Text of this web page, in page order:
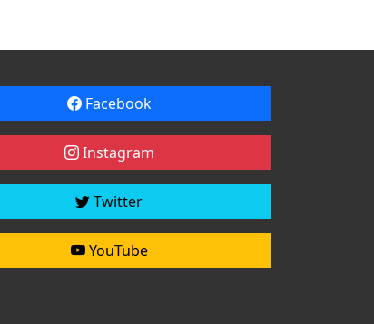
Facebook
Instagram
Twitter
YouTube